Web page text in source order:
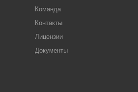
Команда
Контакты
Лицензии
Документы